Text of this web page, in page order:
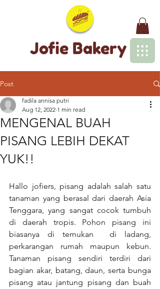
Jofie Bakery
Post
MENGENAL BUAH
PISANG LEBIH DEKAT
YUK!!
fadila annisa putri
Aug 12, 2022 1 min read
Hallo jofiers, pisang adalah salah satu
tanaman yang berasal dari daerah Asia
Tenggara, yang sangat cocok tumbuh
di daerah tropis. Pohon pisang ini
biasanya di temukan  di ladang,
perkarangan rumah maupun kebun.
Tanaman pisang sendiri terdiri dari
bagian akar, batang, daun, serta bunga
pisang atau jantung pisang dan buah